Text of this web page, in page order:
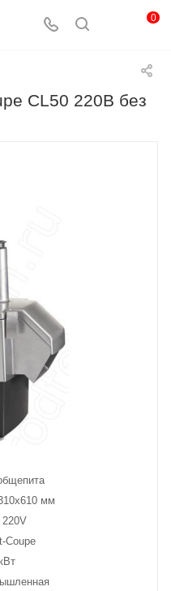
0
CL50 220В без
мм
220V
Coupe